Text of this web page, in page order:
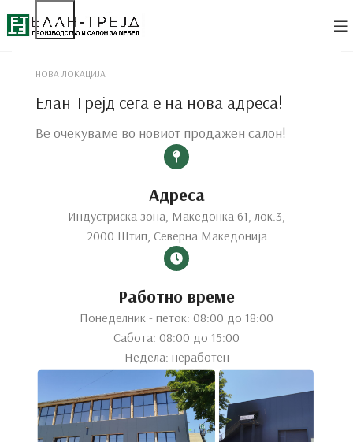
НОВА ЛОКАЦИЈА
Елан Трејд сега е на нова адреса!
Ве очекуваме во новиот продажен салон!
Адреса
Индустриска зона, Македонка 61, лок.3,
2000 Штип, Северна Македонија
Работно време
Понеделник - петок: 08:00 до 18:00
Сабота: 08:00 до 15:00
Недела: неработен
Click to enlarge